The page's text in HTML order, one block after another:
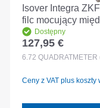
Isover Integra
filc mocujący
Dostępny
Cena regularna:
127,95 €
6.72 QUADRATMETER
Ceny z VAT plus koszty